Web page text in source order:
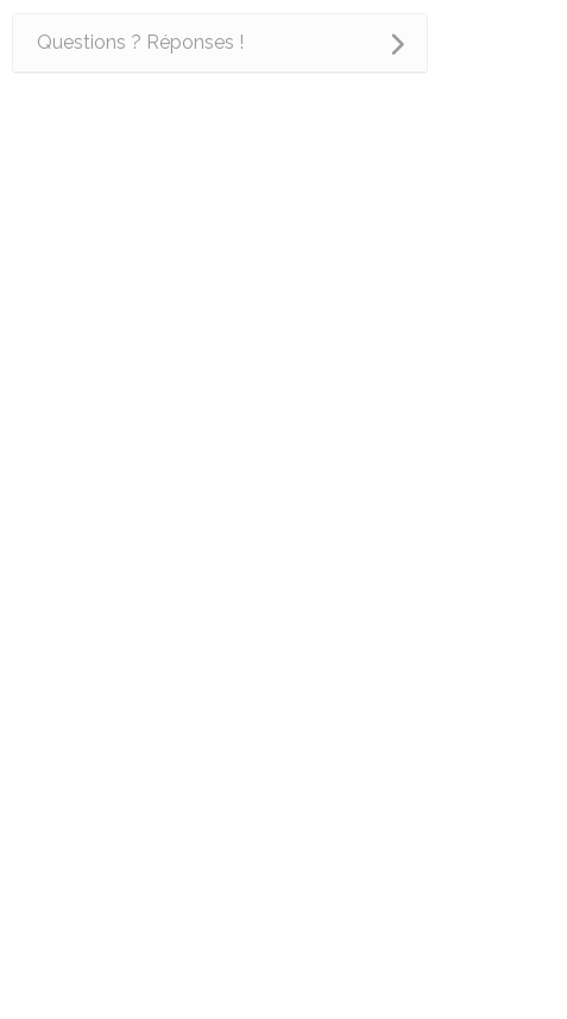
Questions ? Réponses !